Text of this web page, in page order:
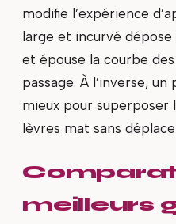
modifie l’expérience
large et incurvé
et épouse la courbe des
passage. À l’inverse,
mieux pour superposer
lèvres mat sans
meilleurs